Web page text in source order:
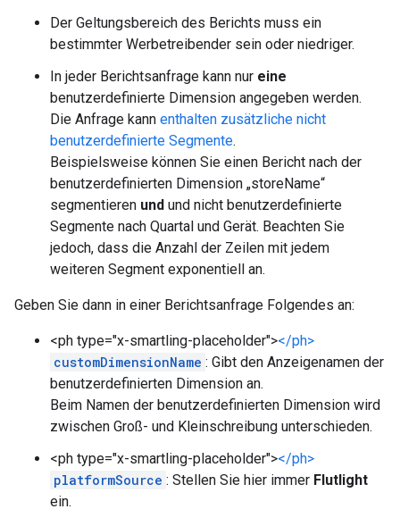
Der Geltungsbereich des Berichts muss ein
bestimmter Werbetreibender sein oder niedriger.
In jeder Berichtsanfrage kann nur eine
benutzerdefinierte Dimension angegeben werden.
Die Anfrage kann enthalten zusätzliche nicht
benutzerdefinierte Segmente.
Beispielsweise können Sie einen Bericht nach der
benutzerdefinierten Dimension „storeName“
segmentieren und und nicht benutzerdefinierte
Segmente nach Quartal und Gerät. Beachten Sie
jedoch, dass die Anzahl der Zeilen mit jedem
weiteren Segment exponentiell an.
Geben Sie dann in einer Berichtsanfrage Folgendes an:
<ph type="x-smartling-placeholder"></ph>
customDimensionName : Gibt den Anzeigenamen der
benutzerdefinierten Dimension an.
Beim Namen der benutzerdefinierten Dimension wird
zwischen Groß- und Kleinschreibung unterschieden.
<ph type="x-smartling-placeholder"></ph>
platformSource : Stellen Sie hier immer Flutlight
ein.